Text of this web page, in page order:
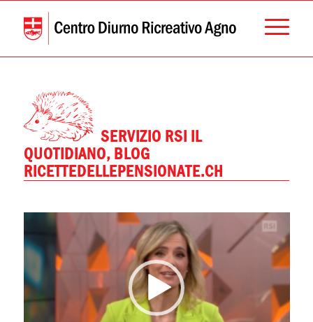
SERVIZIO RSI IL
QUOTIDIANO, BLOG
RICETTEDELLEPENSIONATE.CH